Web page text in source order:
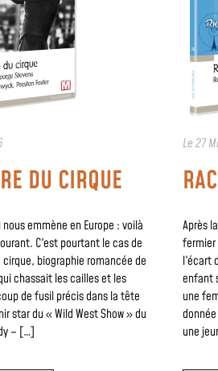
DU CIRQUE
emmène en Europe : voilà
C'est pourtant le cas de
biographie romancée de
chassait les cailles et les
de fusil précis dans la tête
star du « Wild West Show » du
– […]
Le27
Après
fermier
l'écart
enfant
une
une